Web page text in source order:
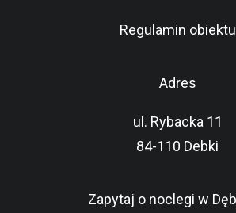
Regulamin obiektu
Adres
ul. Rybacka 11
84-110 Debki
Zapytaj o noclegi w